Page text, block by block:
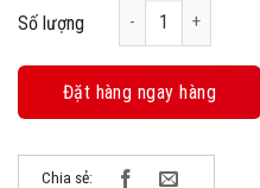
Số lượng Hộp 20 Miếng Vá
Đặt hàng ngay hàng
Chia sẻ: